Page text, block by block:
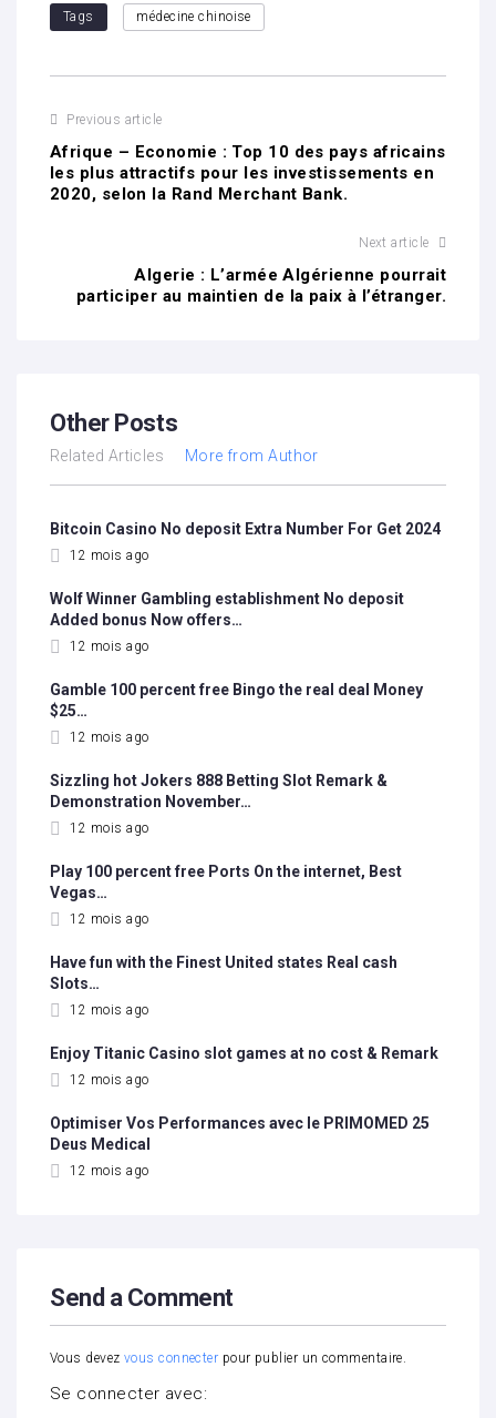
Tags médecine chinoise
Previous article
Afrique – Economie : Top 10 des pays africains
les plus attractifs pour les investissements en
2020, selon la Rand Merchant Bank.
Next article
Algerie : L’armée Algérienne pourrait
participer au maintien de la paix à l’étranger.
Other Posts
Related Articles More from Author
Bitcoin Casino No deposit Extra Number For Get 2024
12 mois ago
Wolf Winner Gambling establishment No deposit
Added bonus Now offers…
12 mois ago
Gamble 100 percent free Bingo the real deal Money
$25…
12 mois ago
Sizzling hot Jokers 888 Betting Slot Remark &
Demonstration November…
12 mois ago
Play 100 percent free Ports On the internet, Best
Vegas…
12 mois ago
Have fun with the Finest United states Real cash
Slots…
12 mois ago
Enjoy Titanic Casino slot games at no cost & Remark
12 mois ago
Optimiser Vos Performances avec le PRIMOMED 25
Deus Medical
12 mois ago
Send a Comment
Vous devez vous connecter pour publier un commentaire.
Se connecter avec: